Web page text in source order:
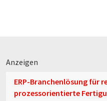
Anzeigen
ERP-Branchenlösung für
prozessorientierte